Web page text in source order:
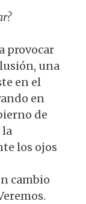
provocar
una
en el
en
de
la
los ojos
cambio